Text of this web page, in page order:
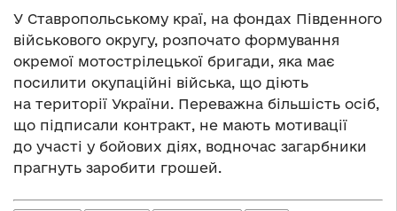
У Ставропольському краї, на фондах Південного
військового округу, розпочато формування
окремої мотострілецької бригади, яка має
посилити окупаційні війська, що діють
на території України. Переважна більшість осіб,
що підписали контракт, не мають мотивації
до участі у бойових діях, водночас загарбники
прагнуть заробити грошей.